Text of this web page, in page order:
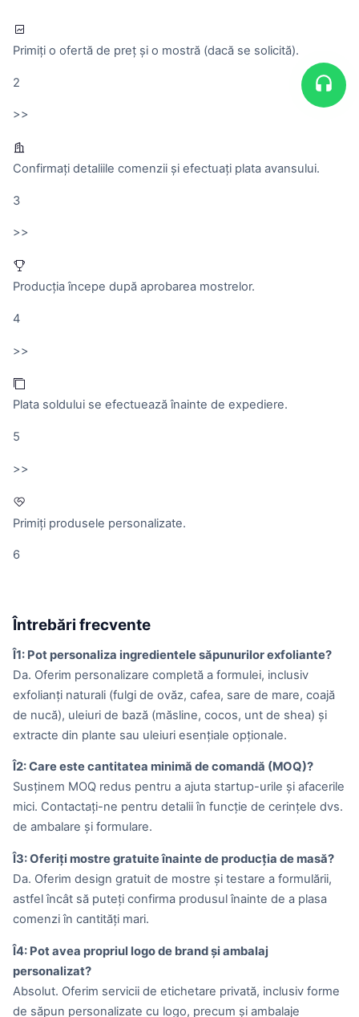
Primiți o ofertă de preț și o mostră (dacă se solicită).
2
>>
Confirmați detaliile comenzii și efectuați plata avansului.
3
>>
Producția începe după aprobarea mostrelor.
4
>>
Plata soldului se efectuează înainte de expediere.
5
>>
Primiți produsele personalizate.
6
Întrebări frecvente
Î1: Pot personaliza ingredientele săpunurilor exfoliante?
Da. Oferim personalizare completă a formulei, inclusiv
exfolianți naturali (fulgi de ovăz, cafea, sare de mare, coajă
de nucă), uleiuri de bază (măsline, cocos, unt de shea) și
extracte din plante sau uleiuri esențiale opționale.
Î2: Care este cantitatea minimă de comandă (MOQ)?
Susținem MOQ redus pentru a ajuta startup-urile și afacerile
mici. Contactați-ne pentru detalii în funcție de cerințele dvs.
de ambalare și formulare.
Î3: Oferiți mostre gratuite înainte de producția de masă?
Da. Oferim design gratuit de mostre și testare a formulării,
astfel încât să puteți confirma produsul înainte de a plasa
comenzi în cantități mari.
Î4: Pot avea propriul logo de brand și ambalaj
personalizat?
Absolut. Oferim servicii de etichetare privată, inclusiv forme
de săpun personalizate cu logo, precum și ambalaje